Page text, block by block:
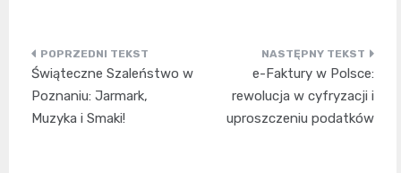
Nawigacja
wpisu
Świąteczne Szaleństwo w
Poznaniu: Jarmark,
Muzyka i Smaki!
e-Faktury w Polsce:
rewolucja w cyfryzacji i
uproszczeniu podatków